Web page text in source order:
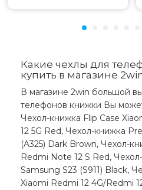
Какие чехлы для
купить в магазине
В магазине 2win большой
телефонов книжки Вы
Чехол-книжка Flip Case
12 5G Red, Чехол-книжка
(A325) Dark Brown, Чехол-
Redmi Note 12 S Red,
Samsung S23 (S911) Black,
Xiaomi Redmi 12 4G/Redmi